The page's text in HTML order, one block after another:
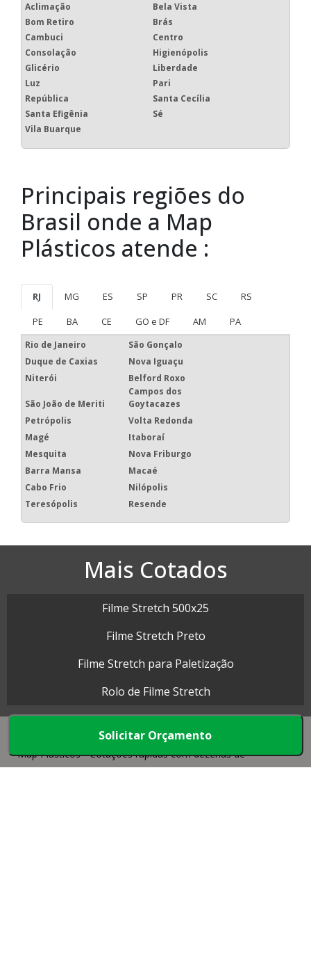
Solicitar Orçamento
Aclimação
Bela Vista
Bom Retiro
Brás
Cambuci
Centro
Consolação
Higienópolis
Glicério
Liberdade
Luz
Pari
República
Santa Cecília
Santa Efigênia
Sé
Vila Buarque
Principais regiões do
Brasil onde a Map
Plásticos atende :
RJ MG ES SP PR SC
RS
PE
BA CE GO e DF AM PA
Rio de Janeiro
São Gonçalo
Duque de Caxias
Nova Iguaçu
Niterói
Belford Roxo
São João de Meriti
Campos dos
Goytacazes
Petrópolis
Volta Redonda
Magé
Itaboraí
Mesquita
Nova Friburgo
Barra Mansa
Macaé
Cabo Frio
Nilópolis
Teresópolis
Resende
Mais Cotados
Filme Stretch 500x25
Filme Stretch Preto
Filme Stretch para Paletização
Rolo de Filme Stretch
Map Plásticos - Cotações rápidas com dezenas de